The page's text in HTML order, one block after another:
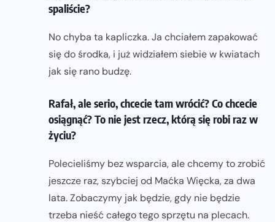
spaliście?
No chyba ta kapliczka. Ja chciałem zapakować
się do środka, i już widziałem siebie w kwiatach
jak się rano budzę.
Rafał, ale serio, chcecie tam wrócić? Co chcecie
osiągnąć? To nie jest rzecz, którą się robi raz w
życiu?
Polecieliśmy bez wsparcia, ale chcemy to zrobić
jeszcze raz, szybciej od Maćka Więcka, za dwa
lata. Zobaczymy jak będzie, gdy nie będzie
trzeba nieść całego tego sprzętu na plecach.